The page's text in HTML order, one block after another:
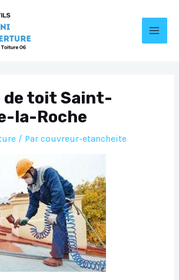
de toit Saint-
la-Roche
/ Par couvreur-etancheite